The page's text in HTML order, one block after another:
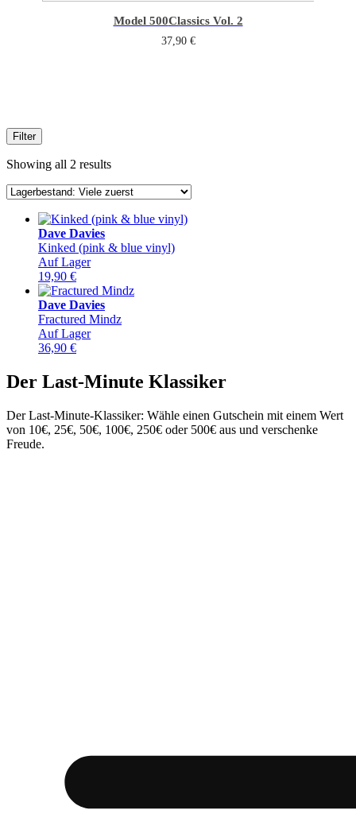
Model 500Classics Vol. 2
37,90 €
Filter
Showing all 2 results
Dave Davies
Kinked (pink & blue vinyl)
Auf Lager
19,90 €
Dave Davies
Fractured Mindz
Auf Lager
36,90 €
Der Last-Minute Klassiker
Der Last-Minute-Klassiker: Wähle einen Gutschein mit einem Wert
von 10€, 25€, 50€, 100€, 250€ oder 500€ aus und verschenke
Freude.